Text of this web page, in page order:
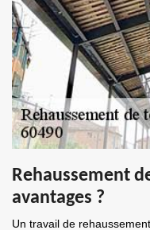
Rehaussement
avantages ?
Un travail de